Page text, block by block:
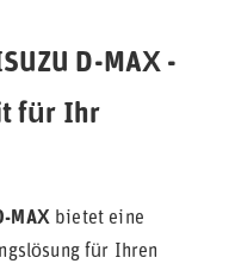
D-MAX -
für Ihr
MAXbietet eine
für Ihren